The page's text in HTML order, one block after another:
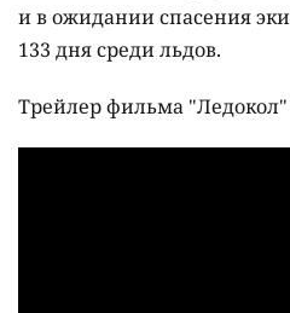
и в ожидании спасения
133 дня среди льдов.
Трейлер фильма "Ледокол"